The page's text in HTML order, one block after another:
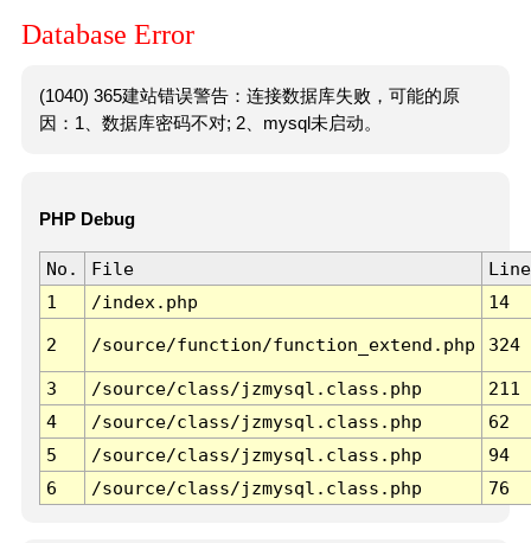
Database Error
(1040) 365建站错误警告：连接数据库失败，可能的原
因：1、数据库密码不对; 2、mysql未启动。
PHP Debug
No. File
Line
1
/index.php 14
2 /source/function/function_extend.php 324
3 /source/class/jzmysql.class.php
211
4
/source/class/jzmysql.class.php
62
5
/source/class/jzmysql.class.php
94
6
/source/class/jzmysql.class.php 76